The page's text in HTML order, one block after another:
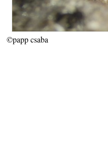
©papp csaba